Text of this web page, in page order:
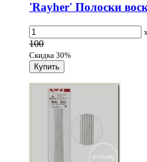
'Rayher' Полоски
100
Скидка 30%